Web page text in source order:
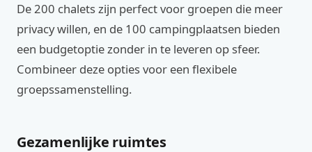
De 200 chalets zijn perfect voor groepen die meer
privacy willen, en de 100 campingplaatsen bieden
een budgetoptie zonder in te leveren op sfeer.
Combineer deze opties voor een flexibele
groepssamenstelling.
Gezamenlijke ruimtes